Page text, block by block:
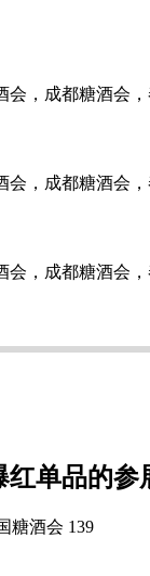
会，成都糖酒会
会，成都糖酒会
会，成都糖酒会
单品的参
糖酒会 139